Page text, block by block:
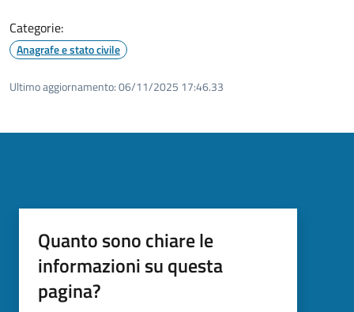
Categorie:
Anagrafe e stato civile
Ultimo aggiornamento:06/11/2025 17:46.33
Quanto sono chiare le
informazioni su questa
pagina?